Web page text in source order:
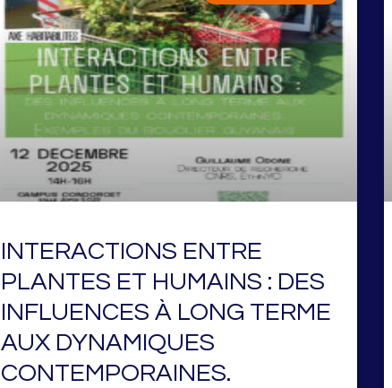
INTERACTIONS ENTRE
PLANTES ET HUMAINS : DES
INFLUENCES À LONG TERME
AUX DYNAMIQUES
CONTEMPORAINES.